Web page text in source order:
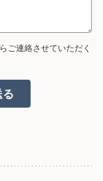
ご連絡させていただく